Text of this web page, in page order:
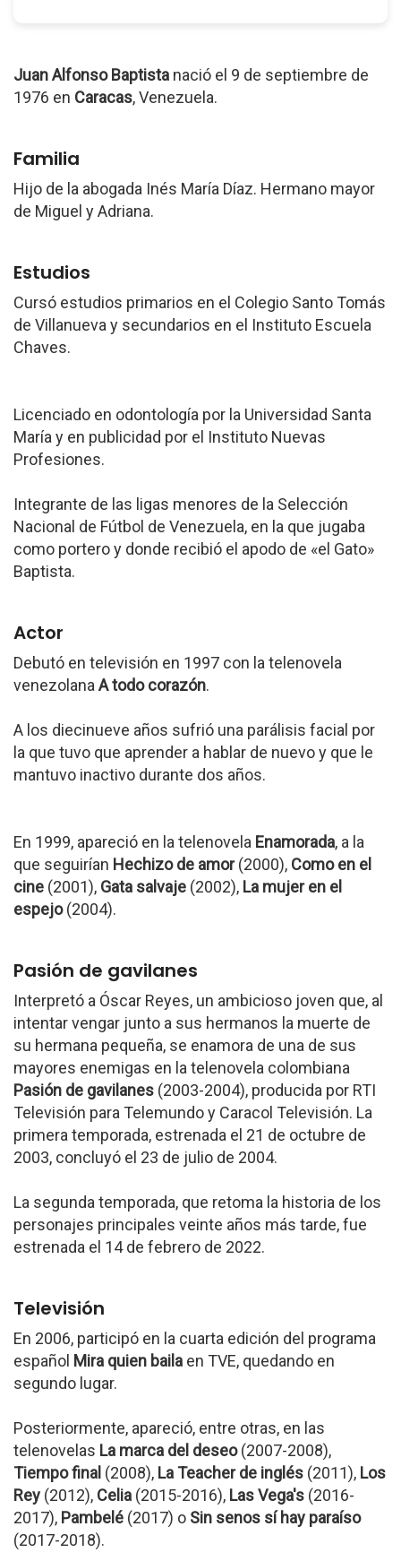
Juan Alfonso Baptista nació el 9 de septiembre de
1976 en Caracas, Venezuela.
Familia
Hijo de la abogada Inés María Díaz. Hermano mayor
de Miguel y Adriana.
Estudios
Cursó estudios primarios en el Colegio Santo Tomás
de Villanueva y secundarios en el Instituto Escuela
Chaves.
Licenciado en odontología por la Universidad Santa
María y en publicidad por el Instituto Nuevas
Profesiones.
Integrante de las ligas menores de la Selección
Nacional de Fútbol de Venezuela, en la que jugaba
como portero y donde recibió el apodo de «el Gato»
Baptista.
Actor
Debutó en televisión en 1997 con la telenovela
venezolana A todo corazón.
A los diecinueve años sufrió una parálisis facial por
la que tuvo que aprender a hablar de nuevo y que le
mantuvo inactivo durante dos años.
En 1999, apareció en la telenovela Enamorada, a la
que seguirían Hechizo de amor(2000), Como en el
cine (2001), Gata salvaje (2002), La mujer en el
espejo(2004).
Pasión de gavilanes
Interpretó a Óscar Reyes, un ambicioso joven que, al
intentar vengar junto a sus hermanos la muerte de
su hermana pequeña, se enamora de una de sus
mayores enemigas en la telenovela colombiana
Pasión de gavilanes (2003-2004), producida por RTI
Televisión para Telemundo y Caracol Televisión. La
primera temporada, estrenada el 21 de octubre de
2003, concluyó el 23 de julio de 2004.
La segunda temporada, que retoma la historia de los
personajes principales veinte años más tarde, fue
estrenada el 14 de febrero de 2022.
Televisión
En 2006, participó en la cuarta edición del programa
español Mira quien baila en TVE, quedando en
segundo lugar.
Posteriormente, apareció, entre otras, en las
telenovelas La marca del deseo(2007-2008),
Tiempo final (2008), La Teacher de inglés (2011), Los
Rey (2012), Celia (2015-2016), Las Vega's (2016-
2017), Pambelé (2017) o Sin senos sí hay paraíso
(2017-2018).